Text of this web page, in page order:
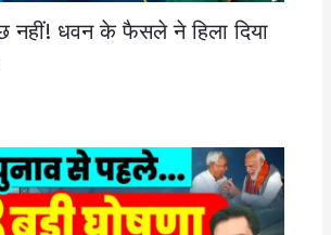
धवन के फैसले ने हिला दिया